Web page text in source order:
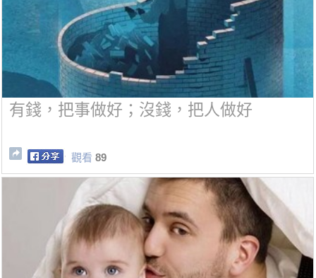
有錢，把事做好；沒錢，把人做好
觀看 89